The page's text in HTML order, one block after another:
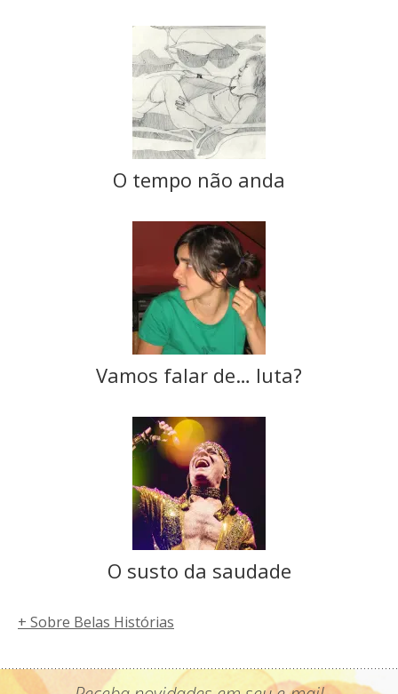
O tempo não anda
Vamos falar de… luta?
O susto da saudade
+ Sobre Belas Histórias